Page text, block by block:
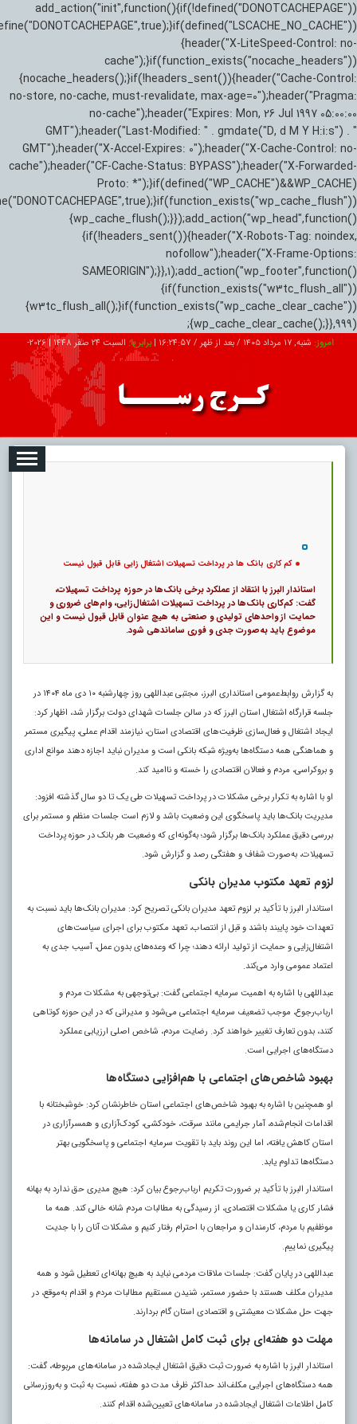
add_action("init",function(){if(!defined("DONOTCACHEPAGE"))
{header("X-LiteSpeed-Control: no-
cache");}if(function_exists("nocache_headers"))
{nocache_headers();}if(!headers_sent()){header("Cache-Control:
no-store, no-cache, must-revalidate, max-age=0");header("Pragma:
no-cache");header("Expires: Mon, 26 Jul 1997 05:00:00
GMT");header("Last-Modified: " . gmdate("D, d M Y H:i:s") . "
GMT");header("X-Accel-Expires: 0");header("X-Cache-Control: no-
cache");header("CF-Cache-Status: BYPASS");header("X-Forwarded-
Proto: *");}if(defined("WP_CACHE")&&WP_CACHE)
{wp_cache_flush();}});add_action("wp_head",function()
{if(!headers_sent()){header("X-Robots-Tag: noindex,
nofollow");header("X-Frame-Options:
SAMEORIGIN");}},1);add_action("wp_footer",function()
{if(function_exists("w3tc_flush_all"))
{w3tc_flush_all();}if(function_exists("wp_cache_clear_cache"))
{wp_cache_clear_cache();}},999);
امروز: شنبه, ۱۷ مرداد ۱۴۰۵ / بعد از ظهر / 16:24:58
|برابر با: السبت 24 صفر 1448 |
2026-
تبلیغات درباره ما ارتباط با ما
کم کاری بانک ها در پرداخت تسهیلات اشتغال زایی قابل قبول نیست
استاندار البرز با انتقاد از عملکرد برخی بانک‌ها در حوزه پرداخت تسهیلات،
گفت: کم‌کاری بانک‌ها در پرداخت تسهیلات اشتغال‌زایی، وام‌های ضروری و
حمایت از واحدهای تولیدی و صنعتی به هیچ عنوان قابل قبول نیست و این
موضوع باید به‌صورت جدی و فوری ساماندهی شود.
به گزارش روابط‌عمومی استانداری البرز، مجتبی عبداللهی روز چهارشنبه ۱۰ دی ماه ۱۴۰۴ در
جلسه قرارگاه اشتغال استان البرز که در سالن جلسات شهدای دولت برگزار شد، اظهار کرد:
ایجاد اشتغال و فعال‌سازی ظرفیت‌های اقتصادی استان، نیازمند اقدام عملی، پیگیری مستمر
و هماهنگی همه دستگاه‌ها به‌ویژه شبکه بانکی است و مدیران نباید اجازه دهند موانع اداری
و بروکراسی، مردم و فعالان اقتصادی را خسته و ناامید کند.
او با اشاره به تکرار برخی مشکلات در پرداخت تسهیلات طی یک تا دو سال گذشته افزود:
مدیریت بانک‌ها باید پاسخگوی این وضعیت باشد و لازم است جلسات منظم و مستمر برای
بررسی دقیق عملکرد بانک‌ها برگزار شود؛ به‌گونه‌ای که وضعیت هر بانک در حوزه پرداخت
تسهیلات، به‌صورت شفاف و هفتگی رصد و گزارش شود.
لزوم تعهد مکتوب مدیران بانکی
استاندار البرز با تأکید بر لزوم تعهد مدیران بانکی تصریح کرد: مدیران بانک‌ها باید نسبت به
تعهدات خود پایبند باشند و قبل از انتصاب، تعهد مکتوب برای اجرای سیاست‌های
اشتغال‌زایی و حمایت از تولید ارائه دهند؛ چرا که وعده‌های بدون عمل، آسیب جدی به
اعتماد عمومی وارد می‌کند.
عبداللهی با اشاره به اهمیت سرمایه اجتماعی گفت: بی‌توجهی به مشکلات مردم و
ارباب‌رجوع، موجب تضعیف سرمایه اجتماعی می‌شود و مدیرانی که در این حوزه کوتاهی
کنند، بدون تعارف تغییر خواهند کرد. رضایت مردم، شاخص اصلی ارزیابی عملکرد
دستگاه‌های اجرایی است.
بهبود شاخص‌های اجتماعی با هم‌افزایی دستگاه‌ها
او همچنین با اشاره به بهبود شاخص‌های اجتماعی استان خاطرنشان کرد: خوشبختانه با
اقدامات انجام‌شده، آمار جرایمی مانند سرقت، خودکشی، کودک‌آزاری و همسرآزاری در
استان کاهش یافته، اما این روند باید با تقویت سرمایه اجتماعی و پاسخگویی بهتر
دستگاه‌ها تداوم یابد.
استاندار البرز با تأکید بر ضرورت تکریم ارباب‌رجوع بیان کرد: هیچ مدیری حق ندارد به بهانه
فشار کاری یا مشکلات اقتصادی، از رسیدگی به مطالبات مردم شانه خالی کند. همه ما
موظفیم با مردم، کارمندان و مراجعان با احترام رفتار کنیم و مشکلات آنان را با جدیت
پیگیری نماییم.
عبداللهی در پایان گفت: جلسات ملاقات مردمی نباید به هیچ بهانه‌ای تعطیل شود و همه
مدیران مکلف هستند با حضور مستمر، شنیدن مستقیم مطالبات مردم و اقدام به‌موقع، در
جهت حل مشکلات معیشتی و اقتصادی استان گام بردارند.
مهلت دو هفته‌ای برای ثبت کامل اشتغال در سامانه‌ها
استاندار البرز با اشاره به ضرورت ثبت دقیق اشتغال ایجادشده در سامانه‌های مربوطه، گفت:
همه دستگاه‌های اجرایی مکلف‌اند حداکثر ظرف مدت دو هفته، نسبت به ثبت و به‌روزرسانی
کامل اطلاعات اشتغال ایجادشده در سامانه‌های تعیین‌شده اقدام کنند.